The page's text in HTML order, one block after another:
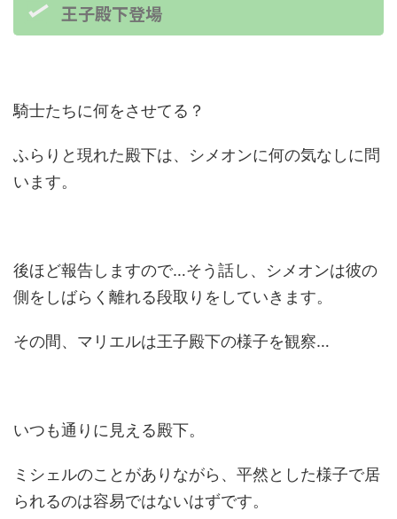
王子殿下登場
騎士たちに何をさせてる？
ふらりと現れた殿下は、シメオンに何の気なしに問
います。
後ほど報告しますので…そう話し、シメオンは彼の
側をしばらく離れる段取りをしていきます。
その間、マリエルは王子殿下の様子を観察…
いつも通りに見える殿下。
ミシェルのことがありながら、平然とした様子で居
られるのは容易ではないはずです。